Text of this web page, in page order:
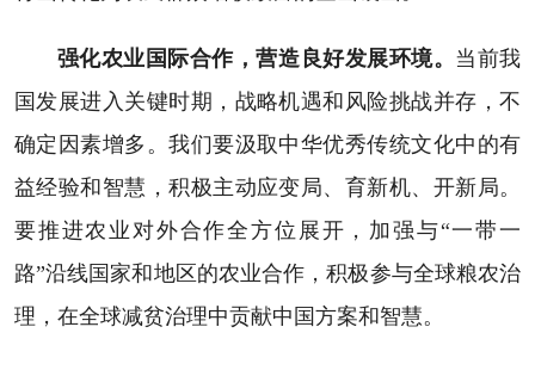
强化农业国际合作，营造良好发展环境。 当前我
国发展进入关键时期，战略机遇和风险挑战并存，不
确定因素增多。我们要汲取中华优秀传统文化中的有
益经验和智慧，积极主动应变局、育新机、开新局。
要推进农业对外合作全方位展开，加强与“一带一
路”沿线国家和地区的农业合作，积极参与全球粮农治
理，在全球减贫治理中贡献中国方案和智慧。